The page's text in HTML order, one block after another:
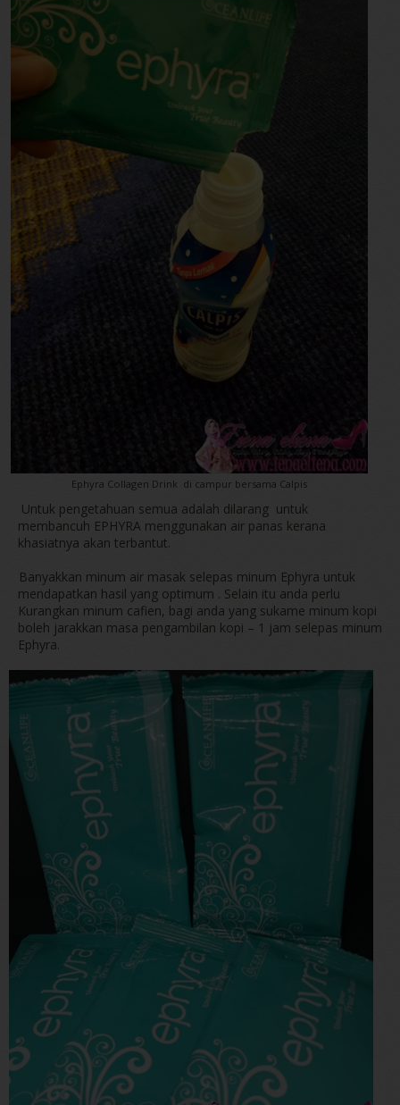
Ephyra Collagen Drink di campur bersama Calpis
Untuk pengetahuan semua adalah dilarang untuk
membancuh EPHYRA menggunakan air panas kerana
khasiatnya akan terbantut.
Banyakkan minum air masak selepas minum Ephyra untuk
mendapatkan hasil yang optimum . Selain itu anda perlu
Kurangkan minum cafien, bagi anda yang sukame minum kopi
boleh jarakkan masa pengambilan kopi – 1 jam selepas minum
Ephyra.